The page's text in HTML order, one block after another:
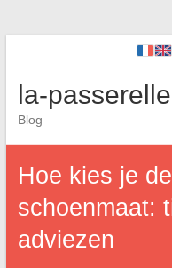
la-
Blog
Hoe kies je
schoenmaat:
adviezen